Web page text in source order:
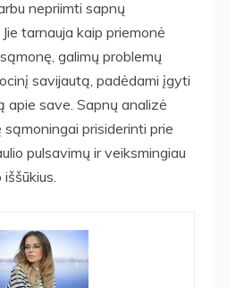
nepriimti sapnų
tarnauja kaip priemonė
galimų problemų
savijautą, padėdami įgyti
apie save. Sapnų analizė
prisiderinti prie
pulsavimų ir veiksmingiau